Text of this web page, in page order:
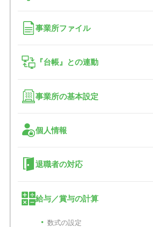
事業所ファイル
『台帳』との連動
事業所の基本設定
個人情報
退職者の対応
給与／賞与の計算
数式の設定